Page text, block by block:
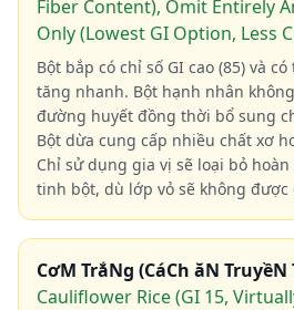
Fiber Content), Omit Entirely
Only (Lowest GI Option, Less
Bột bắp có chỉ số GI cao (85) và
tăng nhanh. Bột hạnh nhân
đường huyết đồng thời bổ sung
Bột dừa cung cấp nhiều chất xơ
Chỉ sử dụng gia vị sẽ loại bỏ
tinh bột, dù lớp vỏ sẽ không được
CơM TrắNg (CáCh ăN
Cauliflower Rice (GI 15,